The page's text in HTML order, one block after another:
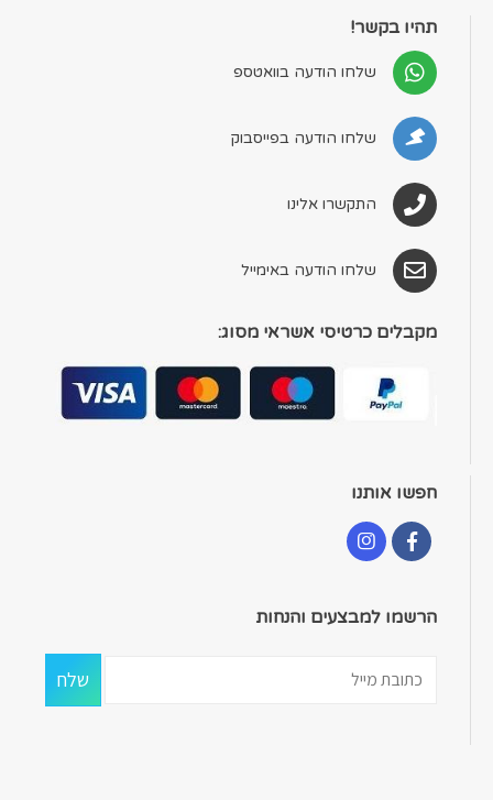
תהיו בקשר!
שלחו הודעה בוואטספ
שלחו הודעה בפייסבוק
התקשרו אלינו
שלחו הודעה באימייל
מקבלים כרטיסי אשראי מסוג:
חפשו אותנו
הרשמו למבצעים והנחות